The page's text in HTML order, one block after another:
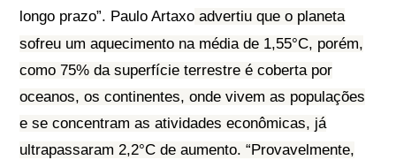
longo prazo”. Paulo Artaxo advertiu que o planeta
sofreu um aquecimento na média de 1,55°C, porém,
como 75% da superfície terrestre é coberta por
oceanos, os continentes, onde vivem as populações
e se concentram as atividades econômicas, já
ultrapassaram 2,2°C de aumento. “Provavelmente,